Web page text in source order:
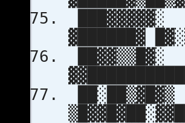
▓██████▓